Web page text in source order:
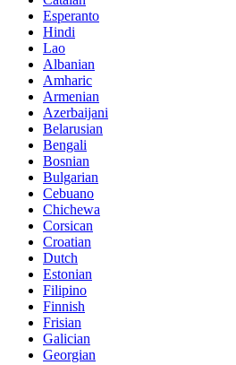
Esperanto
Hindi
Lao
Albanian
Amharic
Armenian
Azerbaijani
Belarusian
Bengali
Bosnian
Bulgarian
Cebuano
Chichewa
Corsican
Croatian
Dutch
Estonian
Filipino
Finnish
Frisian
Galician
Georgian